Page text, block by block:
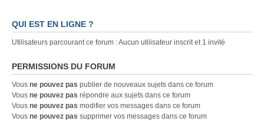
QUI EST EN LIGNE ?
Utilisateurs parcourant ce forum : Aucun utilisateur inscrit et 1 invité
PERMISSIONS DU FORUM
Vous ne pouvez pas publier de nouveaux sujets dans ce forum
Vous ne pouvez pas répondre aux sujets dans ce forum
Vous ne pouvez pas modifier vos messages dans ce forum
Vous ne pouvez pas supprimer vos messages dans ce forum